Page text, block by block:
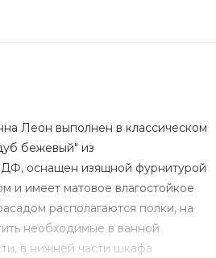
Леон выполнен в классическом
бежевый" из
оснащен изящной фурнитурой
и имеет матовое влагостойкое
располагаются полки, на
необходимые в ванной
в нижней части шкафа